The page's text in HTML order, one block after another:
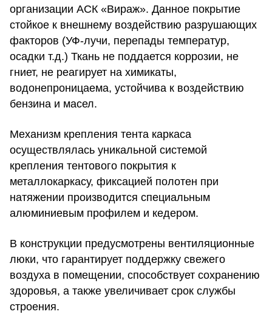
организации АСК «Вираж». Данное покрытие
стойкое к внешнему воздействию разрушающих
факторов (УФ-лучи, перепады температур,
осадки т.д.) Ткань не поддается коррозии, не
гниет, не реагирует на химикаты,
водонепроницаема, устойчива к воздействию
бензина и масел.
Механизм крепления тента каркаса
осуществлялась уникальной системой
крепления тентового покрытия к
металлокаркасу, фиксацией полотен при
натяжении производится специальным
алюминиевым профилем и кедером.
В конструкции предусмотрены вентиляционные
люки, что гарантирует поддержку свежего
воздуха в помещении, способствует сохранению
здоровья, а также увеличивает срок службы
строения.